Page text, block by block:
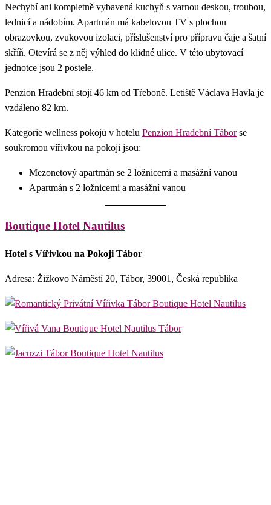
Nechybí ani kompletně vybavená kuchyň s varnou deskou, troubou,
lednicí a nádobím. Apartmán má kabelovou TV s plochou
obrazovkou, zvukovou izolaci, příslušenství pro přípravu čaje a šatní
skříň. Otevírá se z něj výhled do klidné ulice. V této ubytovací
jednotce jsou 2 postele.
Penzion Hradební stojí 46 km od Třeboně. Letiště Václava Havla je
vzdáleno 82 km.
Kategorie wellness pokojů v hotelu Penzion Hradební Táborse
soukromou vířivkou na pokoji jsou:
Mezonetový apartmán se 2 ložnicemi a masážní vanou
Apartmán s 2 ložnicemi a masážní vanou
Boutique Hotel Nautilus
Hotel s Vířivkou na Pokoji Tábor
Adresa: Žižkovo Náměstí 20, Tábor, 39001, Česká republika